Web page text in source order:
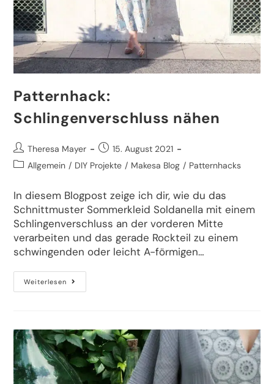
Patternhack:
Schlingenverschluss nähen
Theresa Mayer
15. August 2021
Allgemein / DIY Projekte / Makesa Blog / Patternhacks
In diesem Blogpost zeige ich dir, wie du das
Schnittmuster Sommerkleid Soldanella mit einem
Schlingenverschluss an der vorderen Mitte
verarbeiten und das gerade Rockteil zu einem
schwingenden oder leicht A-förmigen…
Weiterlesen